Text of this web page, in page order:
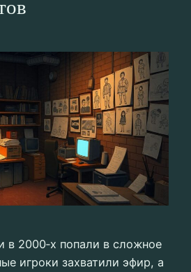
в 2000‑х попали в сложное
игроки захватили эфир, а